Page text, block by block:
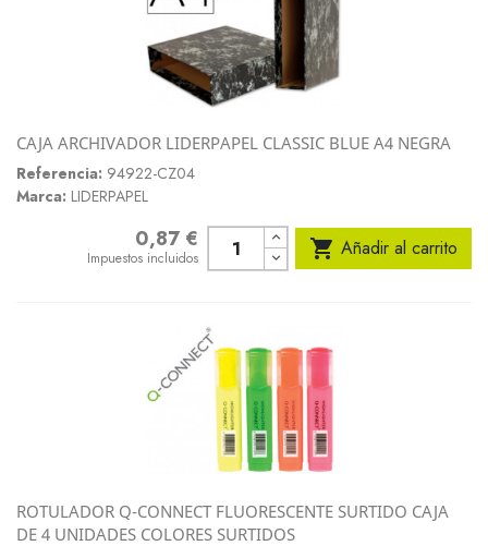
CAJA ARCHIVADOR LIDERPAPEL CLASSIC BLUE A4 NEGRA
Referencia: 94922-CZ04
Marca: LIDERPAPEL
0,87 €
Impuestos incluidos  Añadir al carrito
ROTULADOR Q-CONNECT FLUORESCENTE SURTIDO CAJA
DE 4 UNIDADES COLORES SURTIDOS